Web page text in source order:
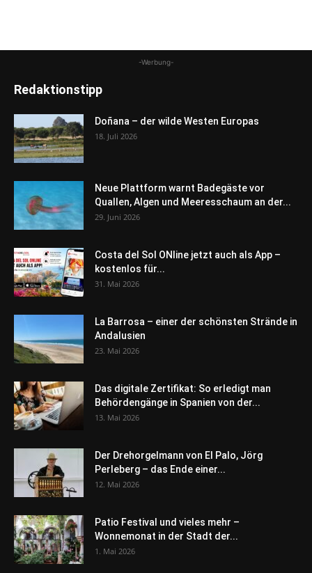
-Werbung-
Redaktionstipp
Doñana – der wilde Westen Europas
18. Juli 2026
Neue Plattform warnt Badegäste vor
Quallen, Algen und Meeresschaum an der...
29. Juni 2026
Costa del Sol ONline jetzt auch als App –
kostenlos für...
31. Mai 2026
La Barrosa – einer der schönsten Strände in
Andalusien
23. Mai 2026
Das digitale Zertifikat: So erledigt man
Behördengänge in Spanien von der...
13. Mai 2026
Der Drehorgelmann von El Palo, Jörg
Perleberg – das Ende einer...
12. Mai 2026
Patio Festival und vieles mehr –
Wonnemonat in der Stadt der...
1. Mai 2026